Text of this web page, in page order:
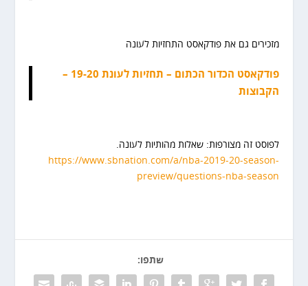
מזכירים גם את פודקאסט התחזיות לעונה
פודקאסט הכדור הכתום – תחזיות לעונת 19-20 –
הקבוצות
לפוסט זה מצורפות: שאלות מהותיות לעונה.
https://www.sbnation.com/a/nba-2019-20-season-
preview/questions-nba-season
שתפו: